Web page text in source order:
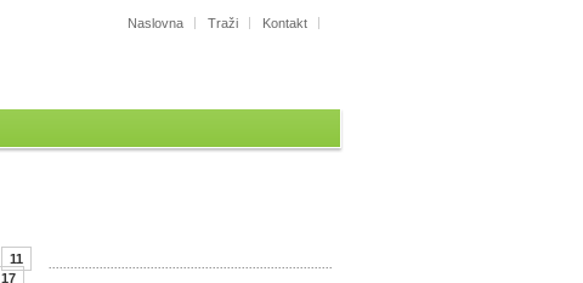
Naslovna Traži Kontakt
11
17